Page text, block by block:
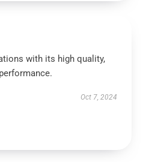
with its high quality,
Oct 7, 2024